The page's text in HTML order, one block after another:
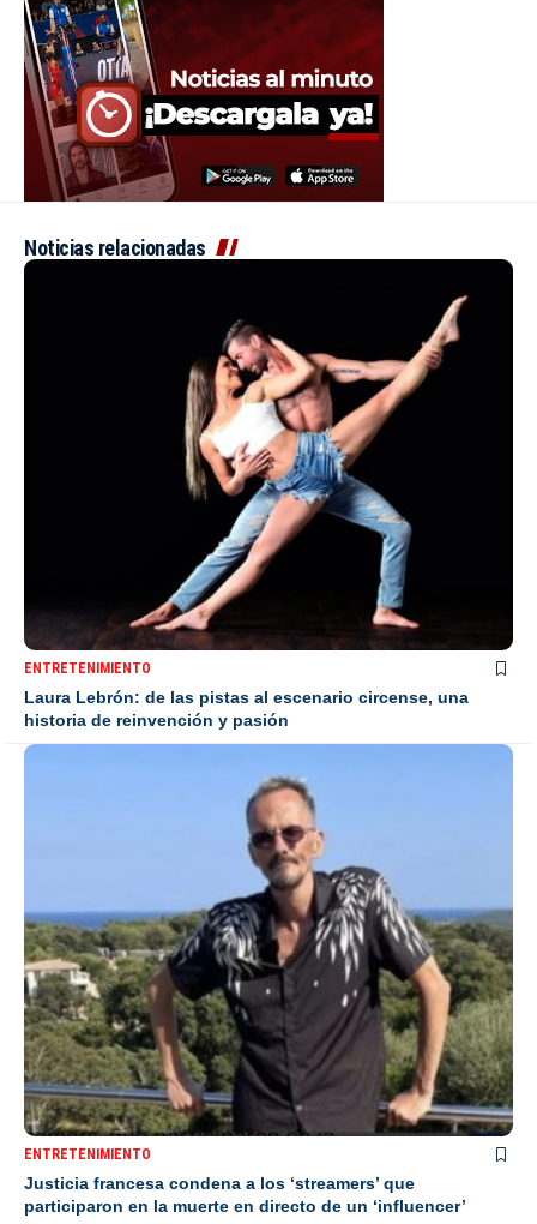
Noticias relacionadas
ENTRETENIMIENTO
Laura Lebrón: de las pistas al escenario circense, una
historia de reinvención y pasión
ENTRETENIMIENTO
Justicia francesa condena a los ‘streamers’ que
participaron en la muerte en directo de un ‘influencer’